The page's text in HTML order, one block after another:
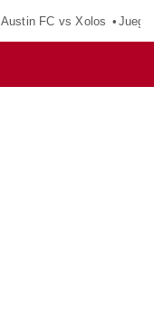
Austin FC vs Xolos